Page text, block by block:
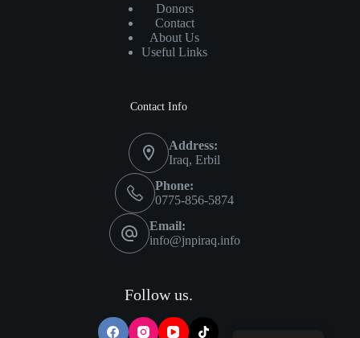
Donors
Contact
About Us
Useful Links
Contact Info
Address:
Iraq, Erbil
Phone:
0775-856-5874
Email:
info@jnpiraq.info
Follow us.